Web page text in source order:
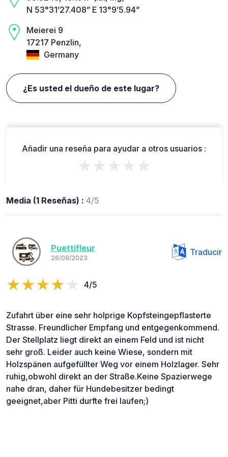
N 53°31’27.408” E 13°9’5.94”
Meierei 9
17217 Penzlin,
Germany
¿Es usted el dueño de este lugar?
Añadir una reseña para ayudar a otros usuarios :
★★★★★
Media (1 Reseñas) : 4/5
Puettifleur
26/08/2023
Traducir
4/5
Zufahrt über eine sehr holprige Kopfsteingepflasterte
Strasse. Freundlicher Empfang und entgegenkommend.
Der Stellplatz liegt direkt an einem Feld und ist nicht
sehr groß. Leider auch keine Wiese, sondern mit
Holzspänen aufgefüllter Weg vor einem Holzlager. Sehr
ruhig,obwohl direkt an der Straße.Keine Spazierwege
nahe dran, daher für Hundebesitzer bedingt
geeignet,aber Pitti durfte frei laufen;)